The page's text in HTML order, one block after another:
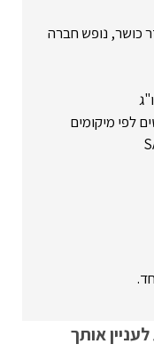
כושר, נופש חברה
לפי מיקומים
אותך